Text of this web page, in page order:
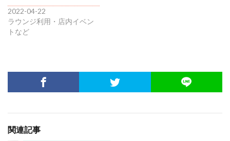
2022-04-22
ラウンジ利用・店内イベン
トなど
関連記事